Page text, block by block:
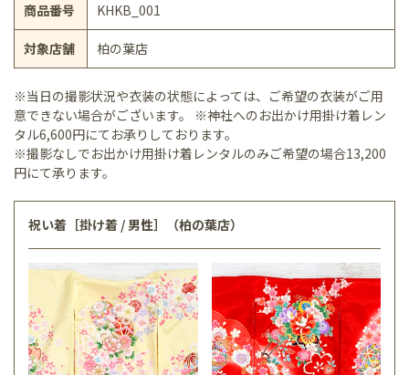
商品番号 KHKB_001
対象店舗 柏の葉店
※当日の撮影状況や衣装の状態によっては、ご希望の衣装がご用
意できない場合がございます。 ※神社へのお出かけ用掛け着レン
タル6,600円にてお承りしております。
※撮影なしでお出かけ用掛け着レンタルのみご希望の場合13,200
円にて承ります。
祝い着［掛け着 / 男性］（柏の葉店）